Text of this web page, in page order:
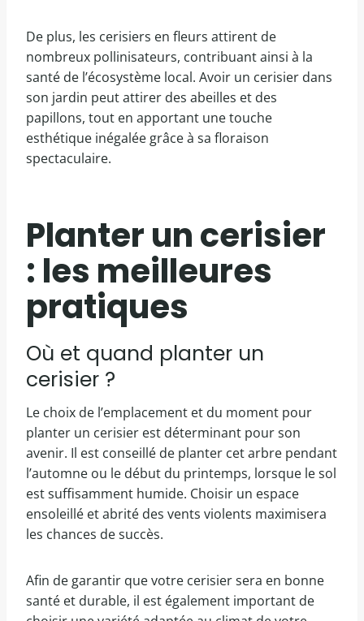
De plus, les cerisiers en fleurs attirent de
nombreux pollinisateurs, contribuant ainsi à la
santé de l’écosystème local. Avoir un cerisier dans
son jardin peut attirer des abeilles et des
papillons, tout en apportant une touche
esthétique inégalée grâce à sa floraison
spectaculaire.
Planter un cerisier
: les meilleures
pratiques
Où et quand planter un
cerisier ?
Le choix de l’emplacement et du moment pour
planter un cerisier est déterminant pour son
avenir. Il est conseillé de planter cet arbre pendant
l’automne ou le début du printemps, lorsque le sol
est suffisamment humide. Choisir un espace
ensoleillé et abrité des vents violents maximisera
les chances de succès.
Afin de garantir que votre cerisier sera en bonne
santé et durable, il est également important de